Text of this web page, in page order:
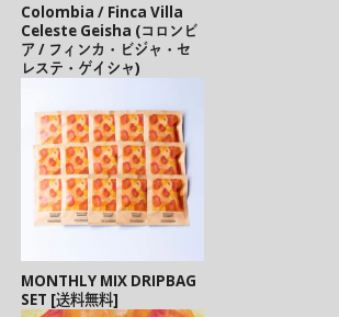
Colombia / Finca Villa
Celeste Geisha (コロンビ
ア / フィンカ・ビジャ・セ
レステ・ゲイシャ)
MONTHLY MIX DRIPBAG
SET [送料無料]